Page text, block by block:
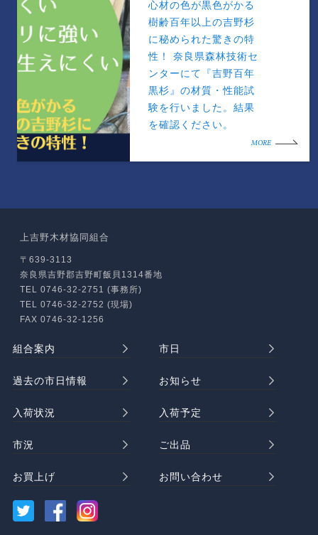
心材の色が黒色がかる
樹齢百年以上の吉野杉
に秘められた驚きの特
性！ 奈良県森林技術セ
ンターにて『吉野百年
黒杉』の材質・性能試
験を行いました。結果
を確認ください。
MORE
上吉野木材協同組合
〒639-3113
奈良県吉野郡吉野町飯貝1314番地
TEL 0746-32-2751 (事務所)
TEL 0746-32-2752 (現場)
FAX 0746-32-1256
組合案内 市日
過去の市日情報 お知らせ
入荷状況 入荷予定
市況 ご出品
お買上げ お問い合わせ